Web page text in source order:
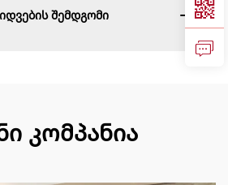
შემდგომი
კომპანია